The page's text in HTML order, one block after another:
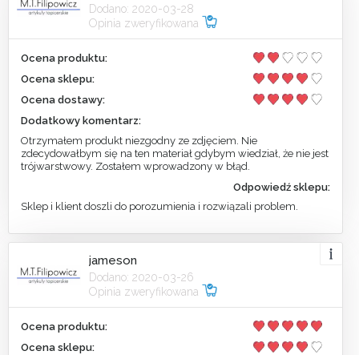
Dodano: 2020-03-28
Opinia zweryfikowana
Ocena produktu:
Ocena sklepu:
Ocena dostawy:
Dodatkowy komentarz:
Otrzymałem produkt niezgodny ze zdjęciem. Nie
zdecydowałbym się na ten materiał gdybym wiedział, że nie jest
trójwarstwowy. Zostałem wprowadzony w błąd.
Odpowiedź sklepu:
Sklep i klient doszli do porozumienia i rozwiązali problem.
jameson
Dodano: 2020-03-26
Opinia zweryfikowana
Ocena produktu:
Ocena sklepu: